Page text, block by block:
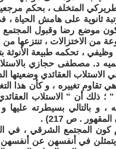
المتخلف ، بحكم
ثانوية على هامش الحياة ،
موضع رضا وقبول المجتمع .
من الاختزالات ، تنتزعها من
، تحكمه طبيعة الأنوثة
د. مصطفى حجازي بالاستلاب
الاستلاب العقائدي وضعيتها
تقاوم تغييره ، و كأن هذا
ذلك أن " الاستلاب العقائدي
، و بالتالي بسيطرته
. ص 217) .
المجتمع الشرقي ، في
يتمثلن في أنفسهن عن